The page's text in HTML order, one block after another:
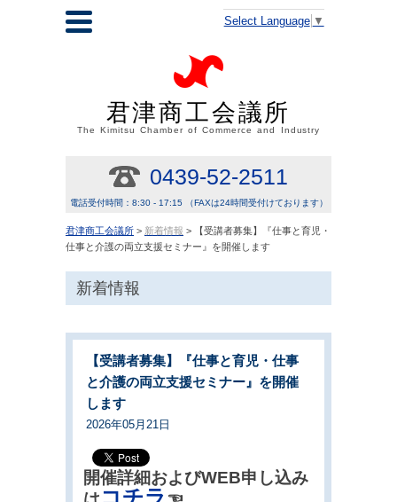
Select Language ▼
君津商工会議所
The Kimitsu Chamber of Commerce and Industry
0439-52-2511
電話受付時間：8:30 - 17:15 （FAXは24時間受付けております）
君津商工会議所 > 新着情報 > 【受講者募集】『仕事と育児・
仕事と介護の両立支援セミナー』を開催します
新着情報
【受講者募集】『仕事と育児・仕事
と介護の両立支援セミナー』を開催
します
2026年05月21日
開催詳細およびWEB申し込み
コチラ